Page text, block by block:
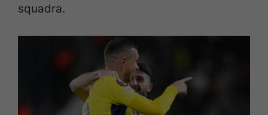
squadra.